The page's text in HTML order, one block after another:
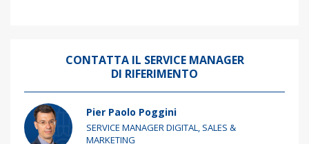
CONTATTA IL SERVICE MANAGER
DI RIFERIMENTO
Pier Paolo Poggini
SERVICE MANAGER DIGITAL, SALES &
MARKETING